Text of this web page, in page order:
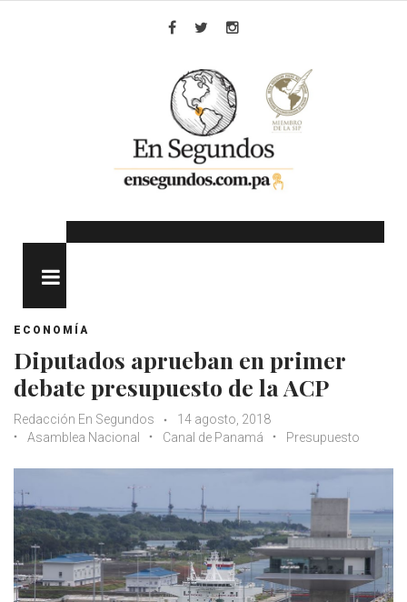
ECONOMÍA
Diputados aprueban en primer
debate presupuesto de la ACP
Redacción En Segundos
14 agosto, 2018
Asamblea Nacional
Canal de Panamá Presupuesto